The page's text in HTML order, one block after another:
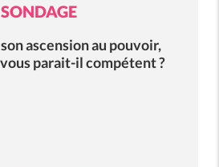
SONDAGE
ascension au pouvoir,
parait-il compétent ?